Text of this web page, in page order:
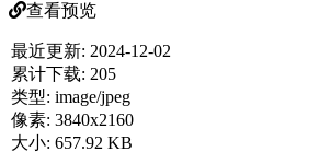
查看预览
最近更新: 2024-12-02
累计下载: 205
类型: image/jpeg
像素: 3840x2160
大小: 657.92 KB